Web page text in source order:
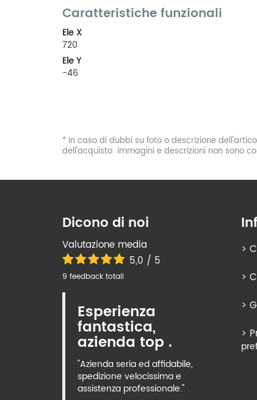
Caratteristiche funzionali
Ele X
720
Ele Y
-46
* In caso di dubbi su foto o descrizione
dell'acquisto: immagini e descrizioni non sono
Dicono di noi
Valutazione media
5,0 / 5
9 feedback totali
Esperienza
fantastica,
azienda top .
"Azienda seria ed affidabile,
spedizione velocissima e
assistenza professionale."
>
>
>
>